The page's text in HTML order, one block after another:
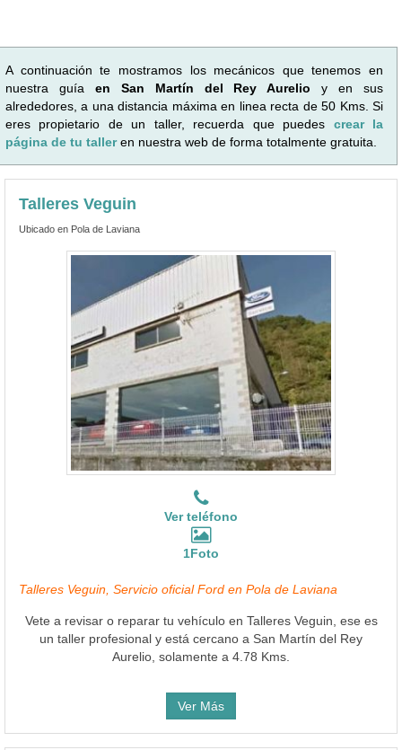
A continuación te mostramos los mecánicos que tenemos en
nuestra guía en San Martín del Rey Aurelio y en sus
alrededores, a una distancia máxima en linea recta de 50 Kms. Si
eres propietario de un taller, recuerda que puedes crear la
página de tu talleren nuestra web de forma totalmente gratuita.
Talleres Veguin
Ubicado en Pola de Laviana
Ver teléfono
1Foto
Talleres Veguin, Servicio oficial Ford en Pola de Laviana
Vete a revisar o reparar tu vehículo en Talleres Veguin, ese es
un taller profesional y está cercano a San Martín del Rey
Aurelio, solamente a 4.78 Kms.
Ver Más